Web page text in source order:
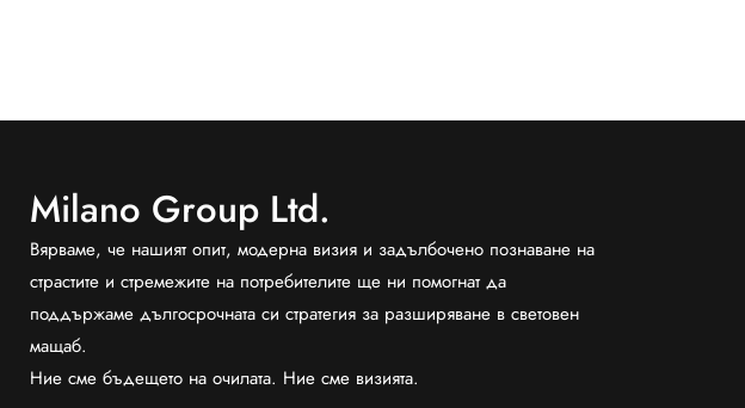
Milano Group Ltd.
Вярваме, че нашият опит, модерна визия и задълбочено познаване на
страстите и стремежите на потребителите ще ни помогнат да
поддържаме дългосрочната си стратегия за разширяване в световен
мащаб.
Ние сме бъдещето на очилата. Ние сме визията.